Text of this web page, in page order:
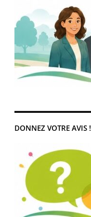
DONNEZ VOTRE AVIS !